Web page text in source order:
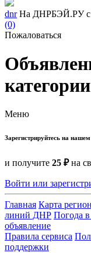
dnr На ДНРБЭЙ.РУ с
(0)
Пожаловаться
категории
Меню
Зарегистрируйтесь на нашем
и получите 25 ₽на
Войти или
Главная Карта
линий ДНР Погода
объявление
Правила сервиса
поддержки